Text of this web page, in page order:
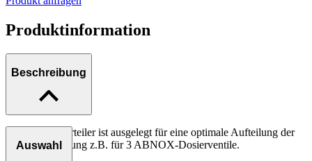
Produktinformation
Beschreibung
Der 3-Fach Verteiler ist ausgelegt für eine optimale Aufteilung der
Materialzuführung z.B. für 3 ABNOX-Dosierventile.
Auswahl